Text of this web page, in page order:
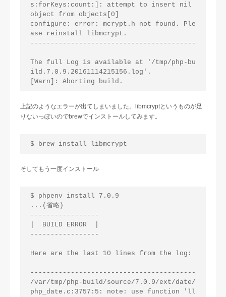
s:forKeys:count:]: attempt to insert nil
object from objects[0]
configure: error: mcrypt.h not found. Ple
ase reinstall libmcrypt.
-----------------------------------------
The full Log is available at '/tmp/php-bu
ild.7.0.9.20161114215156.log'.
上記のようなエラーが出てしまいました。libmcryptというものが足
りないっぽいのでbrewでインストールしてみます。
そしてもう一度インストール
$ phpenv install 7.0.9
...(省略)
-----------------
|  BUILD ERROR  |
-----------------
Here are the last 10 lines from the log:
-----------------------------------------
/var/tmp/php-build/source/7.0.9/ext/date/
php_date.c:3757:5: note: use function 'll